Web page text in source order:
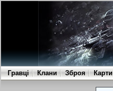
Гравці Клани Зброя Карти